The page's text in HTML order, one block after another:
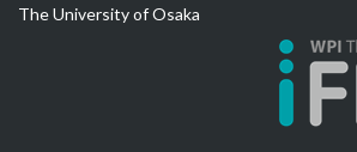
The University of Osaka